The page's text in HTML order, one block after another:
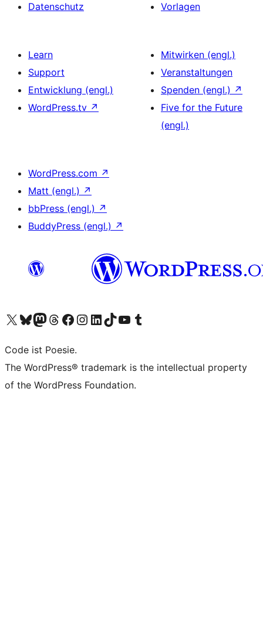
Datenschutz
Vorlagen
Learn
Support
Entwicklung (engl.)
WordPress.tv ↗
Mitwirken (engl.)
Veranstaltungen
Spenden (engl.) ↗
Five for the Future
(engl.)
WordPress.com ↗
Matt (engl.) ↗
bbPress (engl.) ↗
BuddyPress (engl.) ↗
Das X-Konto (früher Twitter) von WordPress.org besuchen
Das Bluesky-Konto von WordPress.org besuchen
Das Mastodon-Konto von WordPress.org besuchen
Das Threads-Konto von WordPress.org besuchen
Die Facebook-Seite von WordPress.org besuchen
Das Instagram-Konto von WordPress.org besuchen
Das LinkedIn-Konto von WordPress.org besuchen
Das TikTok-Konto von WordPress.org besuchen
Den YouTube-Kanal von WordPress.org besuchen
Das Tumblr-Konto von WordPress.org besuchen
Code ist Poesie.
The WordPress® trademark is the intellectual property
of the WordPress Foundation.